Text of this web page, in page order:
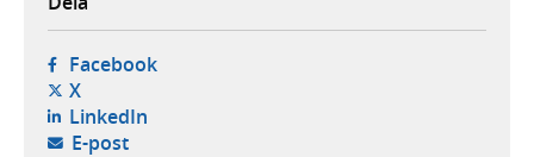
Facebook- öppnas i ny flik, extern webbplats,
X- öppnas i ny flik, extern webbplats,
LinkedIn- öppnas i ny flik, extern webbplats,
E-post- öppnar din e-postklient,